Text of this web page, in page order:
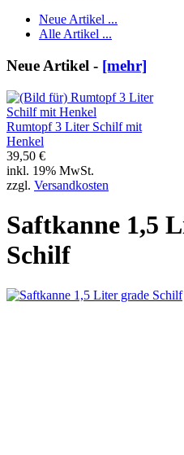
Neue Artikel ...
Alle Artikel ...
Neue Artikel - [mehr]
Rumtopf 3 Liter Schilf mit
Henkel
39,50 €
inkl. 19% MwSt.
zzgl. Versandkosten
Saftkanne 1,5
Schilf